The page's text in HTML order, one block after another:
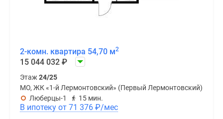
2-комн. квартира 54,70 м2
15 044 032 ₽
Этаж 24/25
МО, ЖК «1-й Лермонтовский» (Первый Лермонтовский)
Люберцы-1
15 мин.
В ипотеку от 71 376 ₽/мес